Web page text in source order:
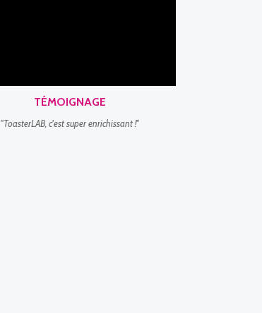
TÉMOIGNAGE
"ToasterLAB, c'est super enrichissant !"